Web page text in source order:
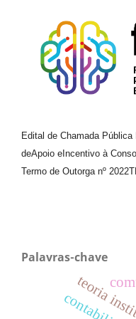
Edital de Chamada Pública
deApoio e Incentivo à
Termo de Outorga nº
Palavras-chave